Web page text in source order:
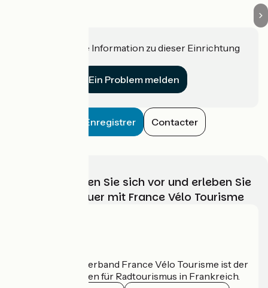
Haben Sie eine Information zu dieser Einrichtung
Ein Problem melden
Enregistrer Contacter
Wählen, bereiten Sie sich vor und erleben Sie
Ihr Radabenteuer mit France Vélo Tourisme
Der nationale Verband France Vélo Tourisme ist der
offizielle Leitfaden für Radtourismus in Frankreich.